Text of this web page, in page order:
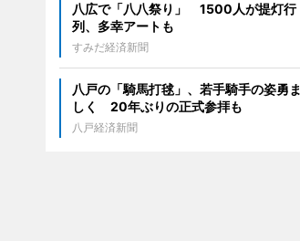
八広で「八八祭り」 1500人が提灯行
列、多幸アートも
すみだ経済新聞
八戸の「騎馬打毬」、若手騎手の姿勇ま
しく 20年ぶりの正式参拝も
八戸経済新聞